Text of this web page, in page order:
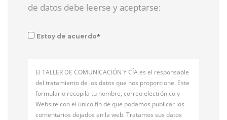
de datos debe leerse y aceptarse:
Estoy de acuerdo*
El TALLER DE COMUNICACIÓN Y CÍA es el responsable
del tratamiento de los datos que nos proporcione. Este
formulario recopila tu nombre, correo electrónico y
Website con el único fin de que podamos publicar los
comentarios dejados en la web. Tratamos sus datos